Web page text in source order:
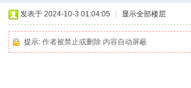
发表于 2024-10-3 01:04:05 显示全部楼层
提示: 作者被禁止或删除 内容自动屏蔽